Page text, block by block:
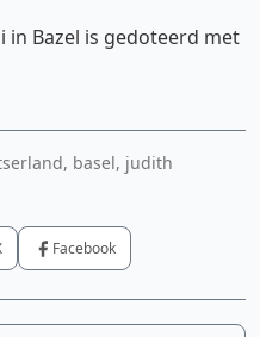
in Bazel is gedoteerd met
basel, judith
Facebook